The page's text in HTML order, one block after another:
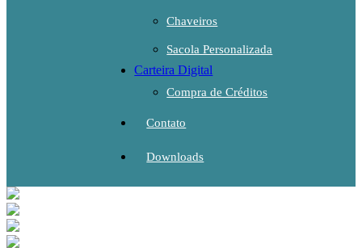
Chaveiros
Sacola Personalizada
Carteira Digital
Compra de Créditos
Contato
Downloads